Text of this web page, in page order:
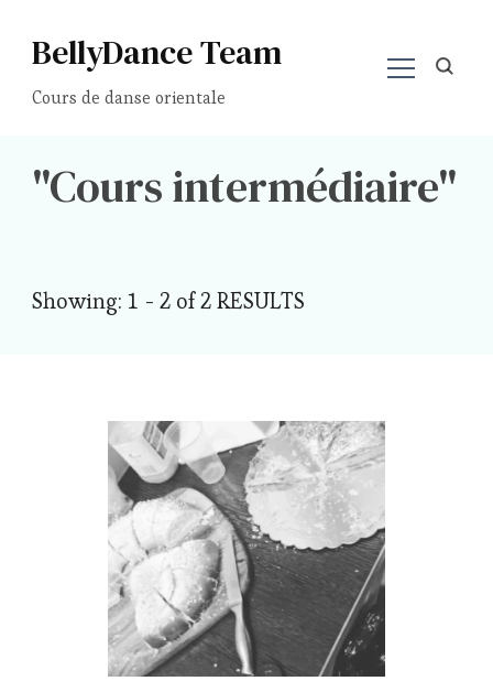
BellyDance Team
Cours de danse orientale
Cours intermédiaire
Showing: 1 - 2 of 2 RESULTS